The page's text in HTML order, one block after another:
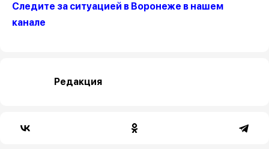
Следите за ситуацией в Воронеже в нашем
канале
Редакция